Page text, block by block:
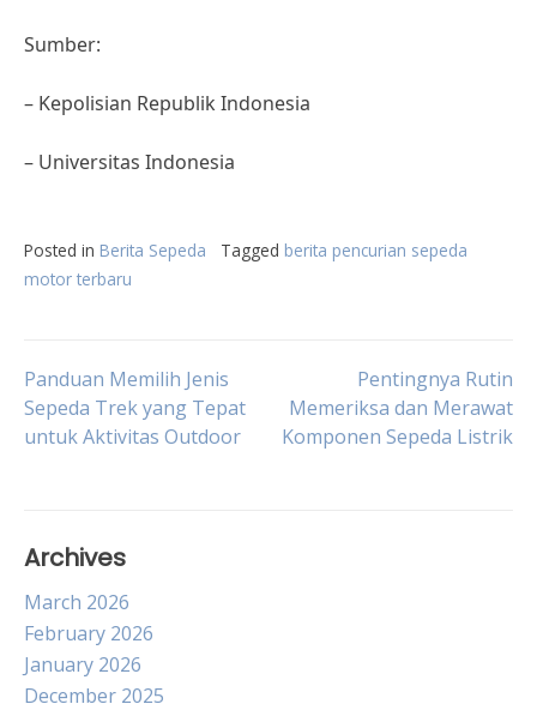
Sumber:
– Kepolisian Republik Indonesia
– Universitas Indonesia
Posted in Berita Sepeda Tagged berita pencurian sepeda
motor terbaru
Post
navigation
Panduan Memilih Jenis
Sepeda Trek yang Tepat
untuk Aktivitas Outdoor
Pentingnya Rutin
Memeriksa dan Merawat
Komponen Sepeda Listrik
Archives
March 2026
February 2026
January 2026
December 2025